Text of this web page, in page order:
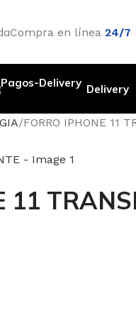
Compra en línea 24/7
Delivery
FORRO IPHONE 11
11